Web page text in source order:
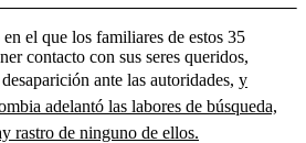
el que los familiares de estos 35
contacto con sus seres queridos,
ante las autoridades, y
adelantó las labores de búsqueda,
rastro de ninguno de ellos.